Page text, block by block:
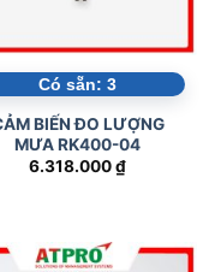
Có sẵn: 3
BIẾN ĐO LƯỢNG
MƯA RK400-04
6.318.000₫